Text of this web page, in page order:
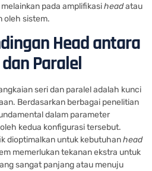
pada amplifikasiheadatau
oleh sistem.
Head antara
Paralel
seri dan paralel adalah kunci
Berdasarkan berbagai penelitian
dalam parameter
kedua konfigurasi tersebut.
dioptimalkan untuk kebutuhanhead
memerlukan tekanan ekstra untuk
sangat panjang atau menuju